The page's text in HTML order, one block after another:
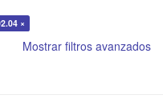
×
Mostrar filtros avanzados